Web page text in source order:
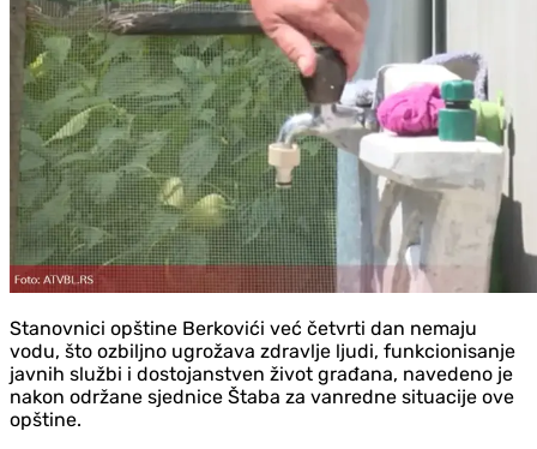
Stanovnici opštine Berkovići već četvrti dan nemaju
vodu, što ozbiljno ugrožava zdravlje ljudi, funkcionisanje
javnih službi i dostojanstven život građana, navedeno je
nakon održane sjednice Štaba za vanredne situacije ove
opštine.